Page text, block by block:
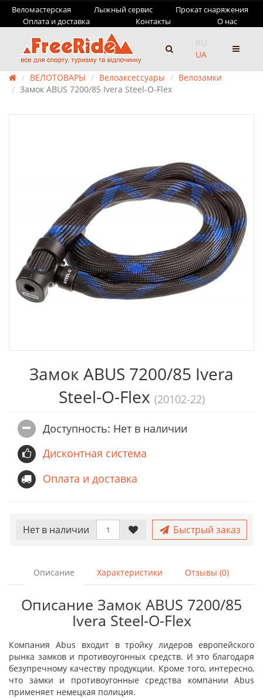
Веломастерская Лыжный сервис
Прокат снаряжения
Оплата и доставка
Контакты О нас
RU
UA
ВЕЛОТОВАРЫ Велоаксессуары
Велозамки
Замок ABUS 7200/85 Ivera Steel-O-Flex
Замок ABUS 7200/85 Ivera
Steel-O-Flex (20102-22)
Доступность: Нет в наличии
Дисконтная система
Оплата и доставка
Нет в наличии Быстрый заказ
Описание Характеристики Отзывы (0)
Описание Замок ABUS 7200/85
Ivera Steel-O-Flex
Компания Abus входит в тройку лидеров европейского
рынка замков и противоугонных средств. И это благодаря
безупречному качеству продукции. Кроме того, интересно,
что замки и противоугонные средства компании Abus
применяет немецкая полиция.